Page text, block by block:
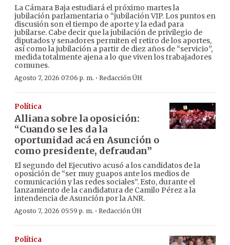
La Cámara Baja estudiará el próximo martes la
jubilación parlamentaria o “jubilación VIP. Los puntos en
discusión son el tiempo de aporte y la edad para
jubilarse. Cabe decir que la jubilación de privilegio de
diputados y senadores permiten el retiro de los aportes,
así como la jubilación a partir de diez años de “servicio”,
medida totalmente ajena a lo que viven los trabajadores
comunes.
Agosto 7, 2026 07:06 p. m. · Redacción ÚH
Política
Alliana sobre la oposición:
“Cuando se les da la
oportunidad acá en Asunción o
como presidente, defraudan”
El segundo del Ejecutivo acusó a los candidatos de la
oposición de “ser muy guapos ante los medios de
comunicación y las redes sociales”. Esto, durante el
lanzamiento de la candidatura de Camilo Pérez a la
intendencia de Asunción por la ANR.
Agosto 7, 2026 05:59 p. m. · Redacción ÚH
Política